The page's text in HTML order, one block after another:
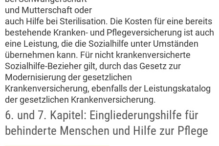
und Mutterschaft oder
auch Hilfe bei Sterilisation. Die Kosten für eine bereits
bestehende Kranken- und Pflegeversicherung ist auch
eine Leistung, die die Sozialhilfe unter Umständen
übernehmen kann. Für nicht krankenversicherte
Sozialhilfe-Bezieher gilt, durch das Gesetz zur
Modernisierung der gesetzlichen
Krankenversicherung, ebenfalls der Leistungskatalog
der gesetzlichen Krankenversicherung.
6. und 7. Kapitel: Eingliederungshilfe für
behinderte Menschen und Hilfe zur Pflege